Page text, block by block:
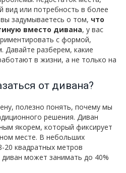
вид или потребность в более
задумываетесь о том, что
вместо дивана, у вас
с формой,
Давайте разберем, какие
в жизни, а не только на
от дивана?
полезно понять, почему мы
решения. Диван
якорем, который фиксирует
месте. В небольших
20 квадратных метров
может занимать до 40%